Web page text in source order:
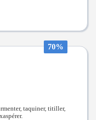
70%
taquiner, titiller,